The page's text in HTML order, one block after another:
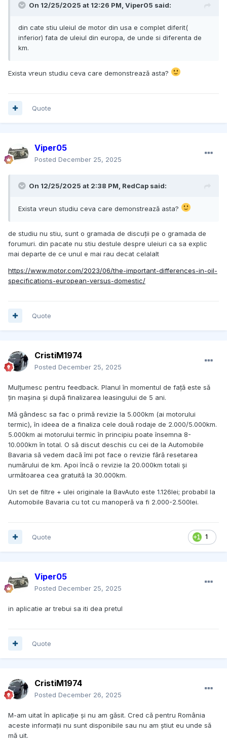
On 12/25/2025 at 12:26 PM, Viper05 said:
din cate stiu uleiul de motor din usa e complet diferit(
inferior) fata de uleiul din europa, de unde si diferenta de
km.
Exista vreun studiu ceva care demonstrează asta?
Quote
Viper05
Posted December 25, 2025
On 12/25/2025 at 2:38 PM, RedCap said:
Exista vreun studiu ceva care demonstrează asta?
de studiu nu stiu, sunt o gramada de discuții pe o gramada de
forumuri. din pacate nu stiu destule despre uleiuri ca sa explic
mai departe de ce unul e mai rau decat celalalt
https://www.motor.com/2023/06/the-important-differences-in-oil-
specifications-european-versus-domestic/
Quote
CristiM1974
Posted December 25, 2025
Mulțumesc pentru feedback. Planul în momentul de față este să
țin mașina și după finalizarea leasingului de 5 ani.
Mă gândesc sa fac o primă revizie la 5.000km (ai motorului
termic), în ideea de a finaliza cele două rodaje de 2.000/5.000km.
5.000km ai motorului termic în principiu poate însemna 8-
10.000km în total. O să discut deschis cu cei de la Automobile
Bavaria să vedem dacă îmi pot face o revizie fără resetarea
numărului de km. Apoi încă o revizie la 20.000km totali și
următoarea cea gratuită la 30.000km.
Un set de filtre + ulei originale la BavAuto este 1.126lei; probabil la
Automobile Bavaria cu tot cu manoperă va fi 2.000-2.500lei.
1
Quote
Viper05
Posted December 25, 2025
in aplicatie ar trebui sa iti dea pretul
Quote
CristiM1974
Posted December 26, 2025
M-am uitat în aplicație și nu am găsit. Cred că pentru România
aceste informații nu sunt disponibile sau nu am știut eu unde să
mă uit.